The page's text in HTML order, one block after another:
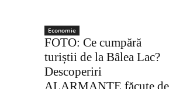
Economie
FOTO: Ce cumpără
turiștii de la Bâlea Lac?
Descoperiri
ALARMANTE făcute de